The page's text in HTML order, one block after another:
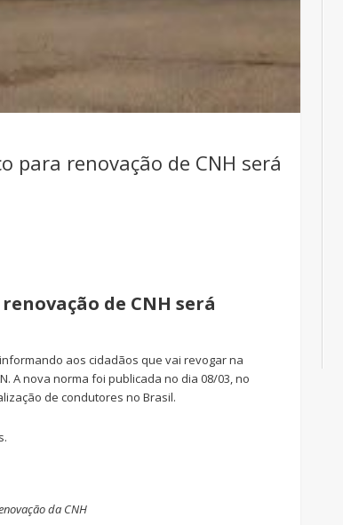
para renovação de CNH será
de CNH será
aos cidadãos que vai revogar na
A nova norma foi publicada no dia 08/03, no
de condutores no Brasil.
da CNH